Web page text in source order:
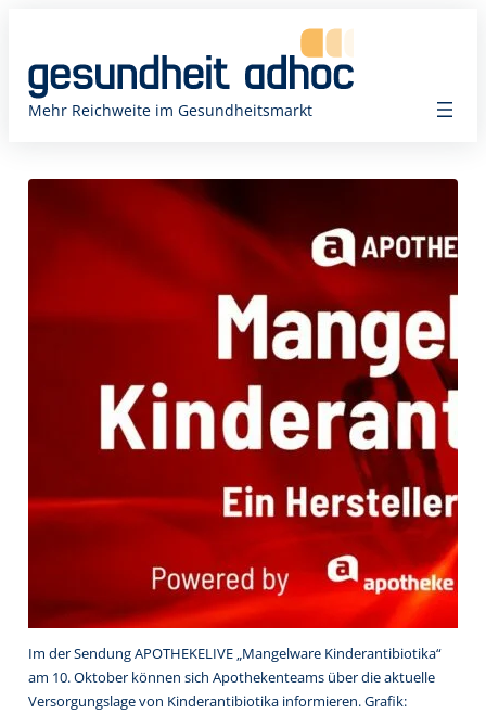
springen
Mehr Reichweite im Gesundheitsmarkt
Im der Sendung APOTHEKELIVE „Mangelware Kinderantibiotika“
am 10. Oktober können sich Apothekenteams über die aktuelle
Versorgungslage von Kinderantibiotika informieren. Grafik: